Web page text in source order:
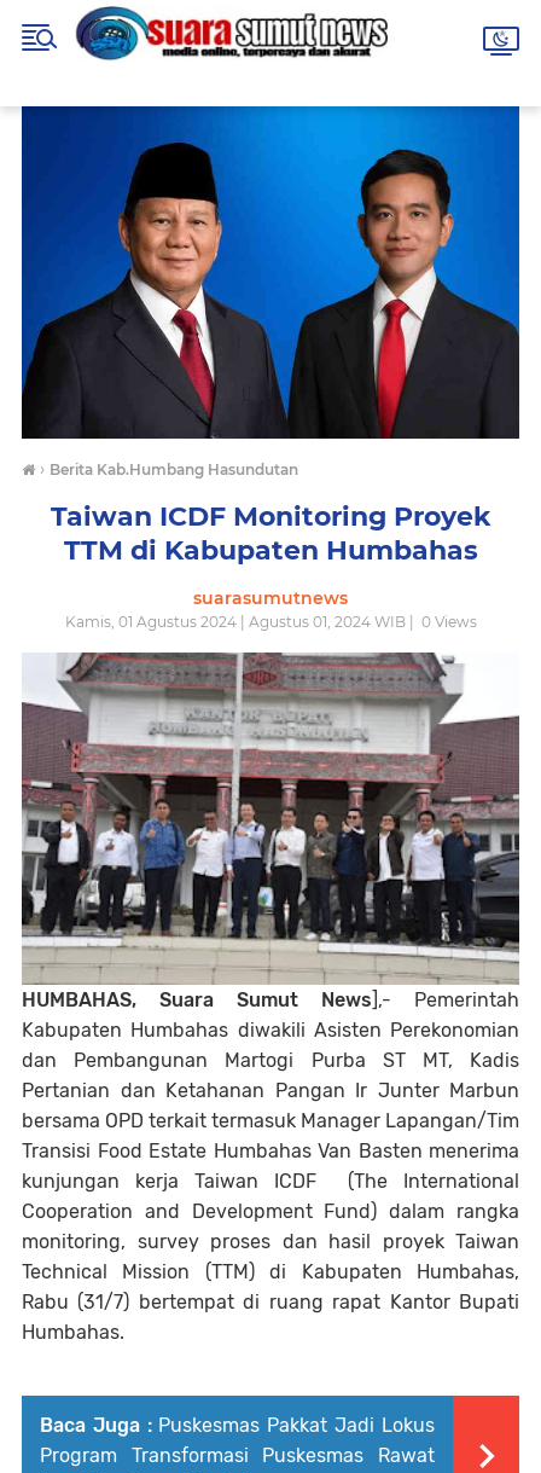
› Berita Kab.Humbang Hasundutan
Taiwan ICDF Monitoring Proyek
TTM di Kabupaten Humbahas
suarasumutnews
Kamis, 01 Agustus 2024 | Agustus 01, 2024 WIB | 0Views
HUMBAHAS, Suara Sumut News ],- Pemerintah
Kabupaten Humbahas diwakili Asisten Perekonomian
dan Pembangunan Martogi Purba ST MT, Kadis
Pertanian dan Ketahanan Pangan Ir Junter Marbun
bersama OPD terkait termasuk Manager Lapangan/Tim
Transisi Food Estate Humbahas Van Basten menerima
kunjungan kerja Taiwan ICDF (The International
Cooperation and Development Fund) dalam rangka
monitoring, survey proses dan hasil proyek Taiwan
Technical Mission (TTM) di Kabupaten Humbahas,
Rabu (31/7) bertempat di ruang rapat Kantor Bupati
Humbahas.
Baca Juga : Puskesmas Pakkat Jadi Lokus
Program Transformasi Puskesmas Rawat